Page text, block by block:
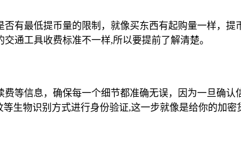
有最低提币量的限制，就像买东西有起购量一样，提
通工具收费标准不一样,所以要提前了解清楚。
等信息，确保每一个细节都准确无误，因为一旦确认
生物识别方式进行身份验证,这一步就像是给你的加密